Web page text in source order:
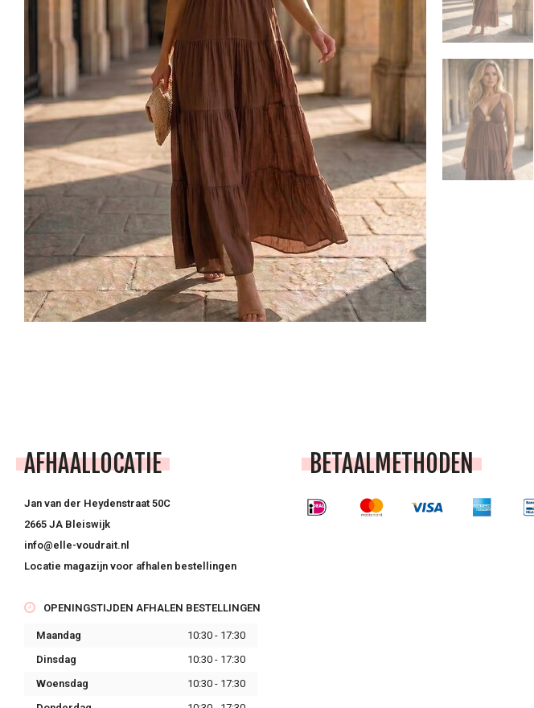
AFHAALLOCATIE
Jan van der Heydenstraat 50C
2665 JA Bleiswijk
info@elle-voudrait.nl
Locatie magazijn voor afhalen bestellingen
OPENINGSTIJDEN AFHALEN BESTELLINGEN
Maandag
10:30 - 17:30
Dinsdag
10:30 - 17:30
Woensdag
10:30 - 17:30
BETAALMETHODEN